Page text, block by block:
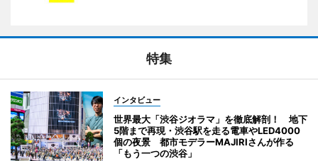
特集
インタビュー
世界最大「渋谷ジオラマ」を徹底解剖！ 地下
5階まで再現・渋谷駅を走る電車やLED4000
個の夜景 都市モデラーMAJIRIさんが作る
「もう一つの渋谷」